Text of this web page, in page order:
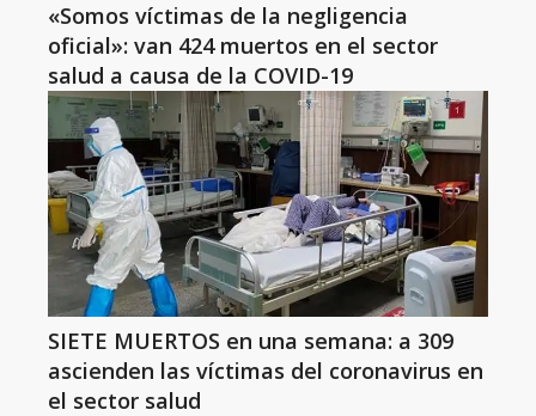
«Somos víctimas de la negligencia
oficial»: van 424 muertos en el sector
salud a causa de la COVID-19
SIETE MUERTOS en una semana: a 309
ascienden las víctimas del coronavirus en
el sector salud